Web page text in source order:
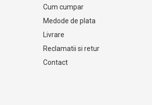
Cum cumpar
Medode de plata
Livrare
Reclamatii si retur
Contact